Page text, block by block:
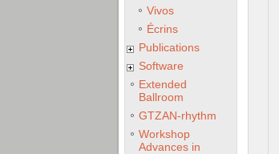
Vivos
Écrins
Publications
Software
Extended
Ballroom
GTZAN-rhythm
Workshop
Advances in